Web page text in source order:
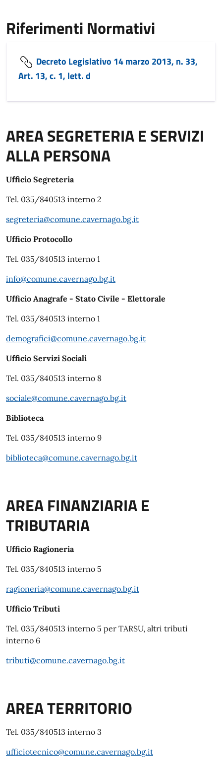
Riferimenti Normativi
Decreto Legislativo 14 marzo 2013, n. 33,
Art. 13, c. 1, lett. d
AREA SEGRETERIA E SERVIZI
ALLA PERSONA
Ufficio Segreteria
Tel. 035/840513 interno 2
segreteria@comune.cavernago.bg.it
Ufficio Protocollo
Tel. 035/840513 interno 1
info@comune.cavernago.bg.it
Ufficio Anagrafe - Stato Civile - Elettorale
Tel. 035/840513 interno 1
demografici@comune.cavernago.bg.it
Ufficio Servizi Sociali
Tel. 035/840513 interno 8
sociale@comune.cavernago.bg.it
Biblioteca
Tel. 035/840513 interno 9
biblioteca@comune.cavernago.bg.it
AREA FINANZIARIA E
TRIBUTARIA
Ufficio Ragioneria
Tel. 035/840513 interno 5
ragioneria@comune.cavernago.bg.it
Ufficio Tributi
Tel. 035/840513 interno 5 per TARSU, altri tributi
interno 6
tributi@comune.cavernago.bg.it
AREA TERRITORIO
Tel. 035/840513 interno 3
ufficiotecnico@comune.cavernago.bg.it